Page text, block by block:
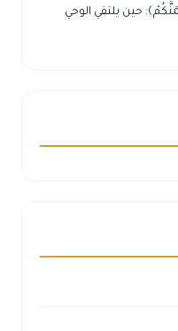
حين يلتقي الوحي